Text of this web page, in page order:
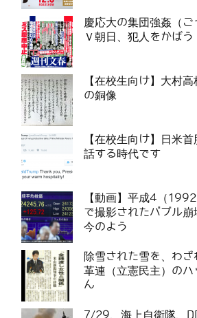
慶応大の集団強姦（ご
Ｖ朝日、犯人をかばう
【在校生向け】大村
の銅像
【在校生向け】日米
話する時代です
【動画】平成4（
で撮影されたバブル
今のよう
除雪された雪を、わ
革連（立憲民主）の
ん
7/29、海上自衛隊、